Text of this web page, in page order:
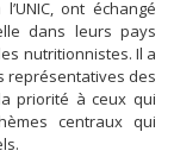
ont échangé
dans leurs pays
nutritionnistes. Il a
représentatives des
priorité à ceux qui
centraux qui